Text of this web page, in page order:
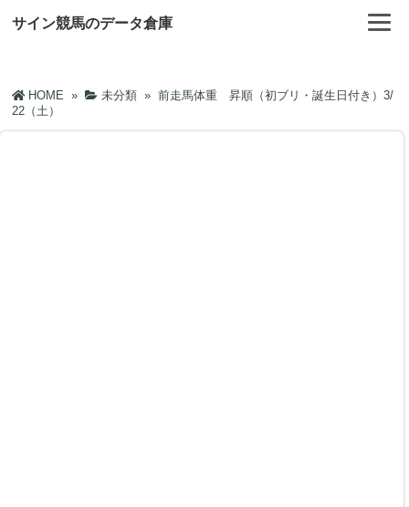
サイン競馬のデータ倉庫
HOME » 未分類 » 前走馬体重 昇順（初ブリ・誕生日付き）3/
22（土）